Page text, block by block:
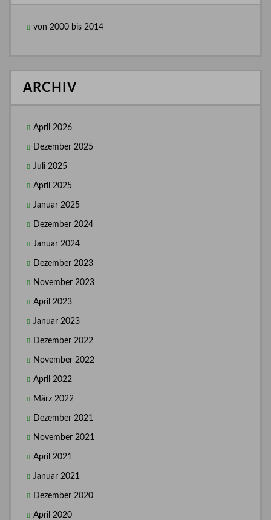
von 2000 bis 2014
ARCHIV
April 2026
Dezember 2025
Juli 2025
April 2025
Januar 2025
Dezember 2024
Januar 2024
Dezember 2023
November 2023
April 2023
Januar 2023
Dezember 2022
November 2022
April 2022
März 2022
Dezember 2021
November 2021
April 2021
Januar 2021
Dezember 2020
April 2020